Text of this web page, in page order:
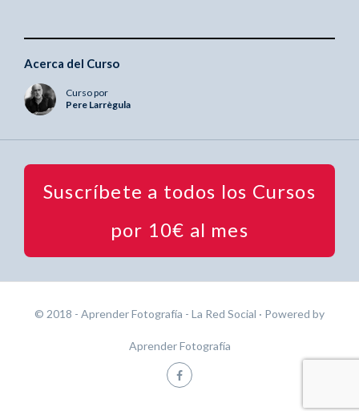
Acerca del Curso
Curso por
Pere Larrègula
Suscríbete a todos los Cursos
por 10€ al mes
© 2018 - Aprender Fotografía - La Red Social · Powered by
Aprender Fotografía